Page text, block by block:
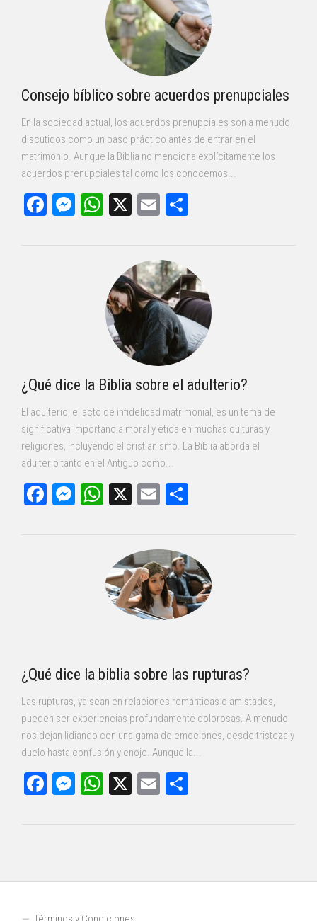
Consejo bíblico sobre acuerdos prenupciales
En la sociedad actual, los acuerdos prenupciales son a menudo
discutidos como un paso práctico antes de entrar en el
matrimonio. Aunque la Biblia no menciona explícitamente los
acuerdos prenupciales tal como los conocemos...
Facebook
Messenger
WhatsApp
X Email
¿Qué dice la Biblia sobre el adulterio?
El adulterio, el acto de infidelidad matrimonial, es un tema de
significativa importancia moral y ética en muchas culturas y
religiones, incluyendo el cristianismo. La Biblia aborda el
adulterio tanto en el Antiguo como...
Facebook
Messenger
WhatsApp
X Email
¿Qué dice la biblia sobre las rupturas?
Las rupturas, ya sean en relaciones románticas o amistades,
pueden ser experiencias profundamente dolorosas. A menudo
nos dejan lidiando con una gama de emociones, desde tristeza y
duelo hasta confusión y enojo. Aunque la...
Facebook
Messenger
WhatsApp
X Email